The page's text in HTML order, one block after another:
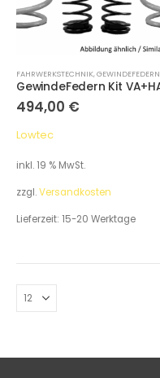
FAHRWERKSTECHNIK,GEWINDEFEDERN
494,00 €
Lowtec
inkl. 19 % MwSt.
zzgl.Versandkosten
Lieferzeit: 15-20 Werktage